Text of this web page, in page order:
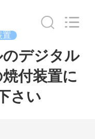
置
デジタル
付装置に
さい